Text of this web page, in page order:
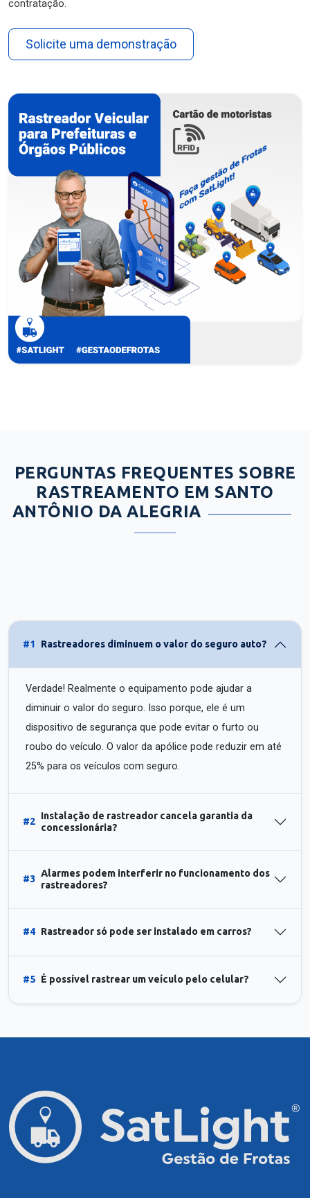
contratação.
Solicite uma demonstração
PERGUNTAS FREQUENTES SOBRE
RASTREAMENTO EM SANTO
ANTÔNIO DA ALEGRIA
#1 Rastreadores diminuem o valor do seguro auto?
Verdade! Realmente o equipamento pode ajudar a
diminuir o valor do seguro. Isso porque, ele é um
dispositivo de segurança que pode evitar o furto ou
roubo do veículo. O valor da apólice pode reduzir em até
25% para os veículos com seguro.
#2
Instalação de rastreador cancela garantia da
concessionária?
#3
Alarmes podem interferir no funcionamento dos
rastreadores?
#4 Rastreador só pode ser instalado em carros?
#5 É possível rastrear um veículo pelo celular?